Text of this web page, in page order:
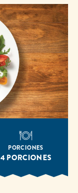
PORCIONES
4 PORCIONES